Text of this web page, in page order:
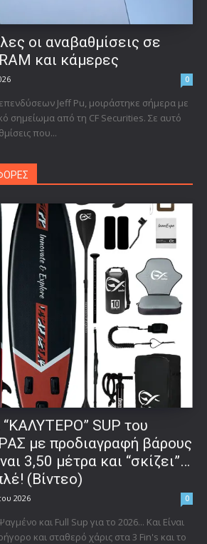
οι αναβαθμίσεις σε
και κάμερες
0
Jeff Pu, μοιράστηκε σήμερα με
σημείωμα από τη CF Securities. Σε αυτό
που...
“ΚΑΛΥΤΕΡΟ” SUP του
με προδιαγραφή βάρους
3,50 μέτρα και “σκίζει”…
(Βίντεο)
2026 0
και Full Sup για το 2026... Και Είναι
και σταθερό χάρις στα 3 Fin's και το